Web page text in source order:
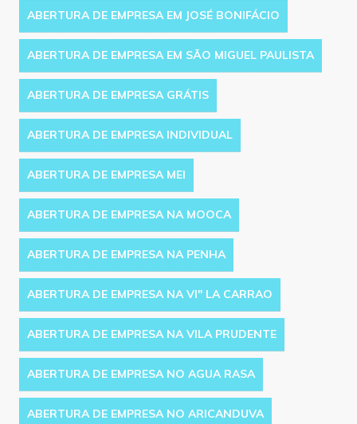
ABERTURA DE EMPRESA EM JOSÉ BONIFÁCIO
ABERTURA DE EMPRESA EM SÃO MIGUEL PAULISTA
ABERTURA DE EMPRESA GRÁTIS
ABERTURA DE EMPRESA INDIVIDUAL
ABERTURA DE EMPRESA MEI
ABERTURA DE EMPRESA NA MOOCA
ABERTURA DE EMPRESA NA PENHA
ABERTURA DE EMPRESA NA VI'' LA CARRAO
ABERTURA DE EMPRESA NA VILA PRUDENTE
ABERTURA DE EMPRESA NO AGUA RASA
ABERTURA DE EMPRESA NO ARICANDUVA